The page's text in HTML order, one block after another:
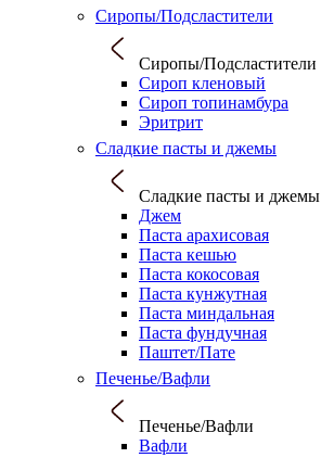
Сиропы/Подсластители
Сиропы/Подсластители
Сироп кленовый
Сироп топинамбура
Эритрит
Сладкие пасты и джемы
Сладкие пасты и джемы
Джем
Паста арахисовая
Паста кешью
Паста кокосовая
Паста кунжутная
Паста миндальная
Паста фундучная
Паштет/Пате
Печенье/Вафли
Печенье/Вафли
Вафли